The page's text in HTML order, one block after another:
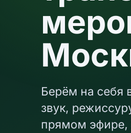
Берём на себя
звук,
прямом эфире